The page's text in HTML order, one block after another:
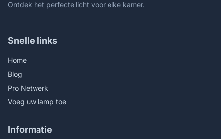
Ontdek het perfecte licht voor elke kamer.
Snelle links
Home
Blog
Pro Netwerk
Voeg uw lamp toe
Informatie